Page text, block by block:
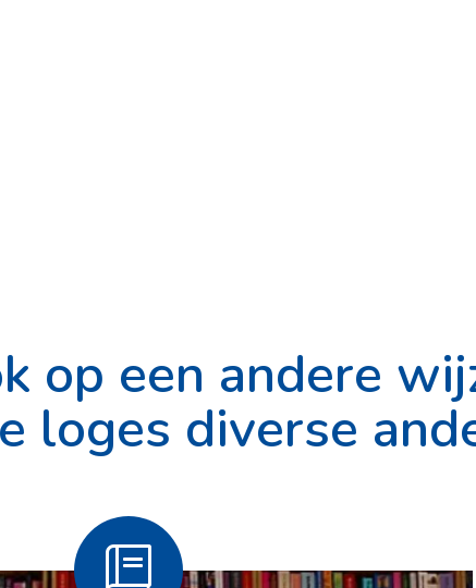
op een andere
loges diverse